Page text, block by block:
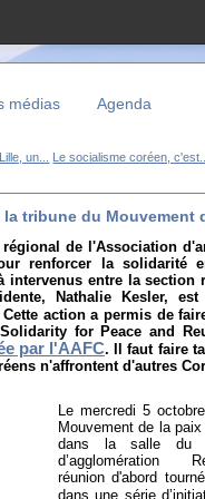
médias Agenda
un... Le socialisme coréen,
tribune du Mouvement
de l'Association
renforcer la solidarité
intervenus entre la section
Nathalie Kesler,
action a permis de
for Peace and
par l'AAFC. Il faut faire
n'affrontent d'autres
Le mercredi 5
Mouvement de la
dans la salle du
d’agglomération
réunion d'abord
dans une série